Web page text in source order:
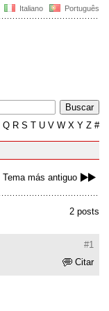
Italiano Português
Q R S T U V W X Y Z #
Tema más antiguo
2 posts
#1
Citar